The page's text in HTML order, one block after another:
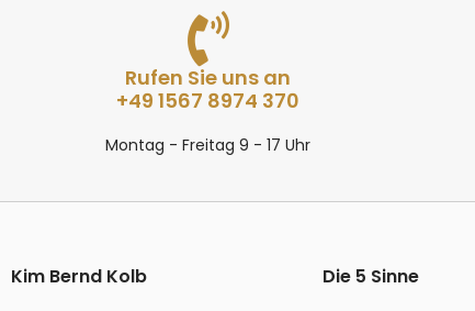
Rufen Sie uns an
+49 1567 8974 370
Montag - Freitag 9 - 17 Uhr
Kim Bernd Kolb Die 5 Sinne